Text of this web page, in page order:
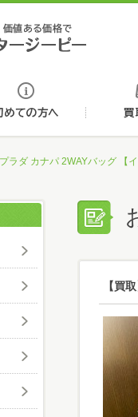
初
プラダ カナパ 2WAYバッグ 【
【買